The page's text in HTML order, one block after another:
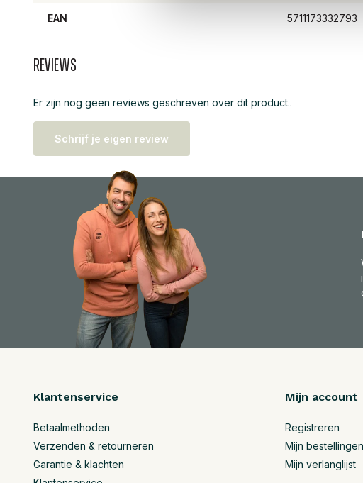
EAN 5711173332793
Reviews
Er zijn nog geen reviews geschreven over dit product..
Schrijf je eigen review
Klantenservice
Betaalmethoden
Verzenden & retourneren
Garantie & klachten
Mijn account
Registreren
Mijn bestellingen
Mijn verlanglijst